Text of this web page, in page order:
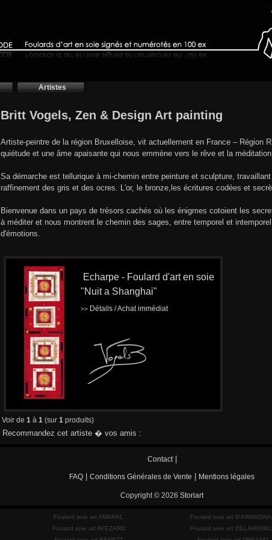
Artistes
Britt Vogels, Zen & Design Art painting
Artiste-peintre de la région Bruxelloise, vit actuellement en France – Région
quiétude et une âme apaisante qui nous emmène vers le rêve et la
Sa démarche est tellurique à mi-chemin entre peinture et sculpture,
raffinement des gris et des ocres. L'or, le bronze,les écritures codées et
Bienvenue dans un pays de trésors cachés où les énigmes cotoient les
à méditer et nous montrent le chemin des sages, entre temporel et
d'émotions.
Echarpe - Foulard d'art en soie
"Nuit a Shanghai"
>> Détails / Achat immédiat
Voir de 1 à 1 (sur 1 produits)
Recommandez cet artiste � vos amis :
Contact|
FAQ Conditions Générales de Vente Mentions légales
Copyright © 2026 Storiart
Foulard soie art AMARAL
Foulard soie art AVEZARD
Foulard soie art
Foulard soie art